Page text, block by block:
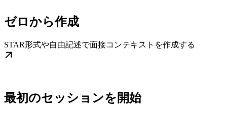
ゼロから作成
STAR形式や自由記述で面接コンテキストを作成する
最初のセッションを開始